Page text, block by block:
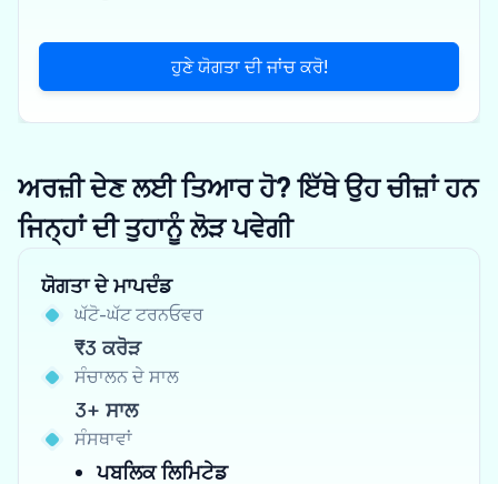
ਹੁਣੇ ਯੋਗਤਾ ਦੀ ਜਾਂਚ ਕਰੋ!
ਅਰਜ਼ੀ ਦੇਣ ਲਈ ਤਿਆਰ ਹੋ? ਇੱਥੇ ਉਹ ਚੀਜ਼ਾਂ ਹਨ
ਜਿਨ੍ਹਾਂ ਦੀ ਤੁਹਾਨੂੰ ਲੋੜ ਪਵੇਗੀ
ਯੋਗਤਾ ਦੇ ਮਾਪਦੰਡ
ਘੱਟੋ-ਘੱਟ ਟਰਨਓਵਰ
₹3 ਕਰੋੜ
ਸੰਚਾਲਨ ਦੇ ਸਾਲ
3+ ਸਾਲ
ਸੰਸਥਾਵਾਂ
ਪਬਲਿਕ ਲਿਮਿਟੇਡ